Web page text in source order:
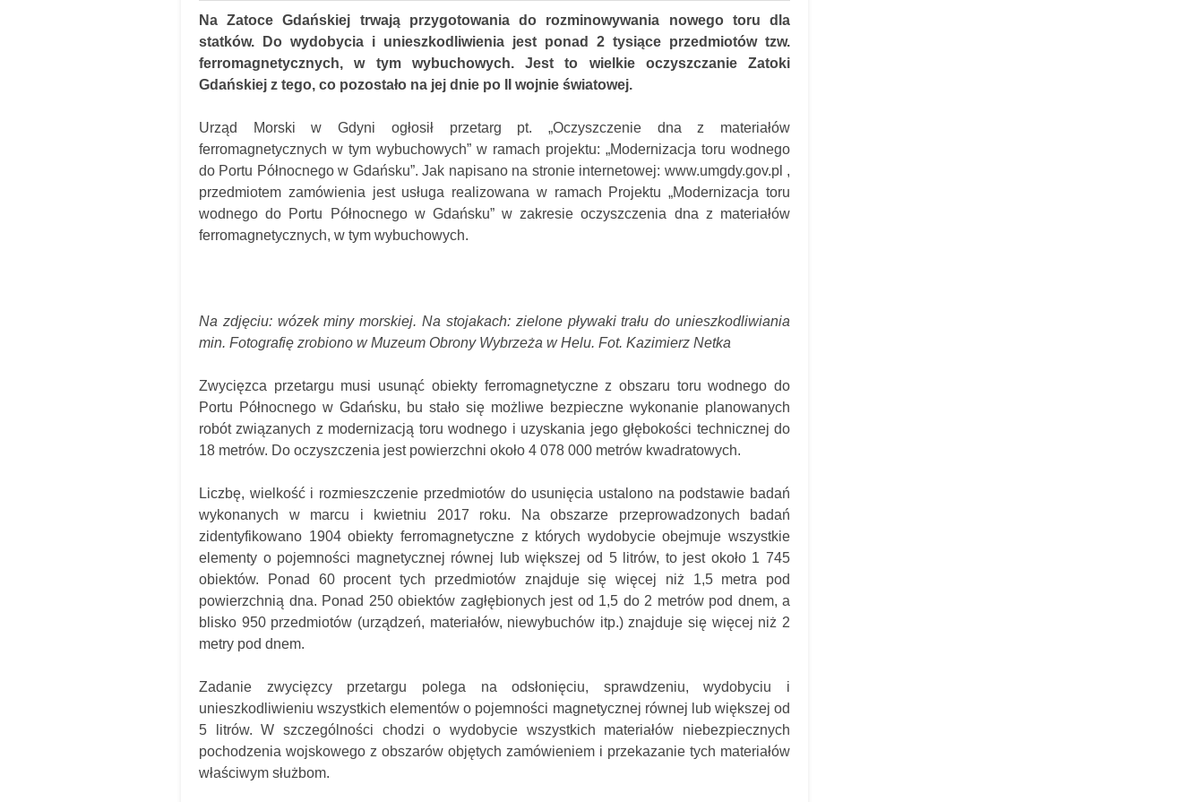
Na Zatoce Gdańskiej trwają przygotowania do rozminowywania nowego toru dla
statków. Do wydobycia i unieszkodliwienia jest ponad 2 tysiące przedmiotów tzw.
ferromagnetycznych, w tym wybuchowych. Jest to wielkie oczyszczanie Zatoki
Gdańskiej z tego, co pozostało na jej dnie po II wojnie światowej.
Urząd Morski w Gdyni ogłosił przetarg pt. „Oczyszczenie dna z materiałów
ferromagnetycznych w tym wybuchowych” w ramach projektu: „Modernizacja toru wodnego
do Portu Północnego w Gdańsku”. Jak napisano na stronie internetowej: www.umgdy.gov.pl ,
przedmiotem zamówienia jest usługa realizowana w ramach Projektu „Modernizacja toru
wodnego do Portu Północnego w Gdańsku” w zakresie oczyszczenia dna z materiałów
ferromagnetycznych, w tym wybuchowych.
Na zdjęciu: wózek miny morskiej. Na stojakach: zielone pływaki trału do unieszkodliwiania
min. Fotografię zrobiono w Muzeum Obrony Wybrzeża w Helu. Fot. Kazimierz Netka
Zwycięzca przetargu musi usunąć obiekty ferromagnetyczne z obszaru toru wodnego do
Portu Północnego w Gdańsku, bu stało się możliwe bezpieczne wykonanie planowanych
robót związanych z modernizacją toru wodnego i uzyskania jego głębokości technicznej do
18 metrów. Do oczyszczenia jest powierzchni około 4 078 000 metrów kwadratowych.
Liczbę, wielkość i rozmieszczenie przedmiotów do usunięcia ustalono na podstawie badań
wykonanych w marcu i kwietniu 2017 roku. Na obszarze przeprowadzonych badań
zidentyfikowano 1904 obiekty ferromagnetyczne z których wydobycie obejmuje wszystkie
elementy o pojemności magnetycznej równej lub większej od 5 litrów, to jest około 1 745
obiektów. Ponad 60 procent tych przedmiotów znajduje się więcej niż 1,5 metra pod
powierzchnią dna. Ponad 250 obiektów zagłębionych jest od 1,5 do 2 metrów pod dnem, a
blisko 950 przedmiotów (urządzeń, materiałów, niewybuchów itp.) znajduje się więcej niż 2
metry pod dnem.
Zadanie zwycięzcy przetargu polega na odsłonięciu, sprawdzeniu, wydobyciu i
unieszkodliwieniu wszystkich elementów o pojemności magnetycznej równej lub większej od
5 litrów. W szczególności chodzi o wydobycie wszystkich materiałów niebezpiecznych
pochodzenia wojskowego z obszarów objętych zamówieniem i przekazanie tych materiałów
właściwym służbom.